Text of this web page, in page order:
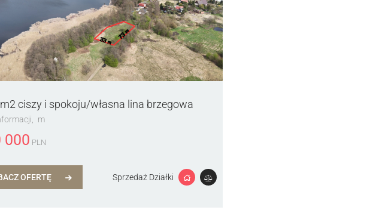
ciszy i spokoju/własna lina brzegowa
m
000 PLN
OFERTĘ Sprzedaż Działki